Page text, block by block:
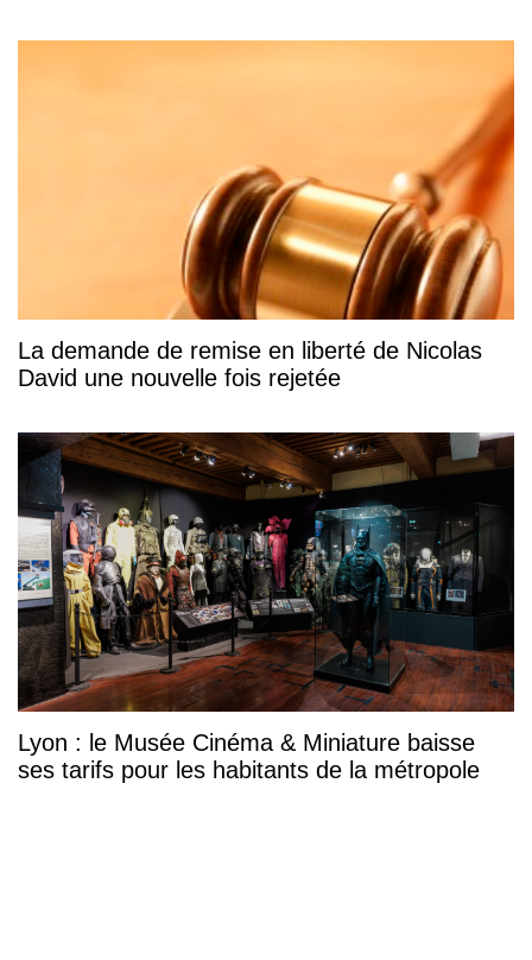
La demande de remise en liberté de Nicolas
David une nouvelle fois rejetée
Lyon : le Musée Cinéma & Miniature baisse
ses tarifs pour les habitants de la métropole